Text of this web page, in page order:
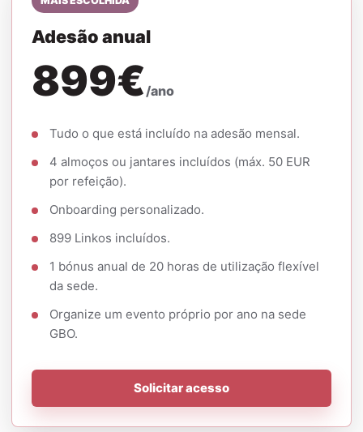
Adesão anual
899€ /ano
Tudo o que está incluído na adesão mensal.
4 almoços ou jantares incluídos (máx. 50 EUR
por refeição).
Onboarding personalizado.
899 Linkos incluídos.
1 bónus anual de 20 horas de utilização flexível
da sede.
Organize um evento próprio por ano na sede
GBO.
Solicitar acesso